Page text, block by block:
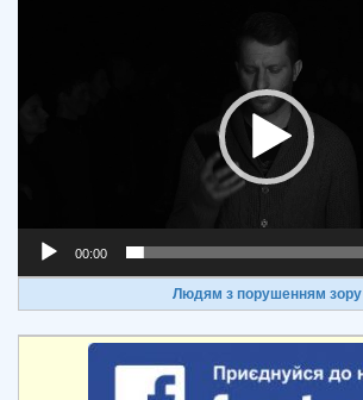
00:00
Людям з порушенням зору